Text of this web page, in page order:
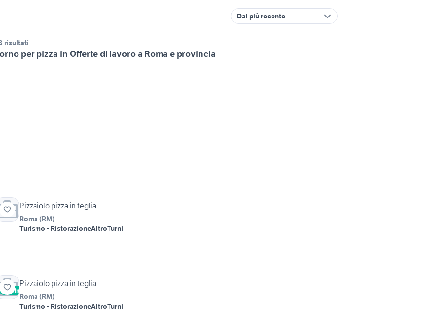
Dal più recente
risultati
per pizza in Offerte di lavoro a Roma e provincia
Pizzaiolo pizza in teglia
Roma (RM)
Turismo - RistorazioneAltroTurni
Vetrina
Pizzaiolo pizza in teglia
Roma (RM)
Turismo - RistorazioneAltroTurni